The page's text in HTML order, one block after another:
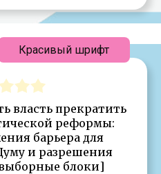
власть прекратить
реформы:
барьера для
и разрешения
блоки]
Красивый шрифт